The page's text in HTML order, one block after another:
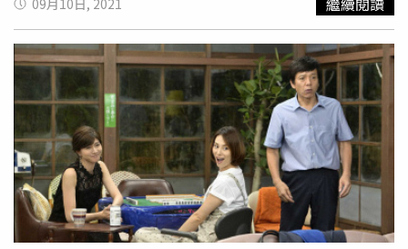
找海外投資案，提案也屬股東正常行為非奇特現象，但也確
實有日本公司在其提案後選擇下市，「下市也是公司經營的
選項之一，應該不是討厭我們提案不想溝通才做的」Allen
進一步解釋。可成則認為媒體報導金管會將推動的共同議和
平台即所謂「可成條款」，影響公司聲譽，避免錯誤訊息混
淆社會大眾視聽，若有惡意誹謗，公司將保留法律追訴權。
退學的蔡英文，隔年非常積極在台灣謀職，還透過青輔會向
政大推薦，但當時政大校長歐陽勛以「教師滿額」為由拒
絕。1984年出現轉折。國科會行文教育部長李煥，李煥再
行文政大依照「擴大延攬旅外學人回國任教辦法」聘用蔡英
文，且未審查、未投票，由校長核定先發聘書，根本是「黨
國之女」。賀德芬說，「擴大延攬旅外學人回國任教辦法」
是已被學校聘請的人，教育部給予補助，聘任權是學校，而
不是反過來由教育部「命令」學校要聘任某人。且蔡英文不
是高科技人才，沒在國外任教，根本沒資格回台就當客座副
教授。值得一提的是，蔡英文一直沒補學歷證書正本，連李
煥也沒看過。1984、1985年教育部共向蔡英文要了3次學歷